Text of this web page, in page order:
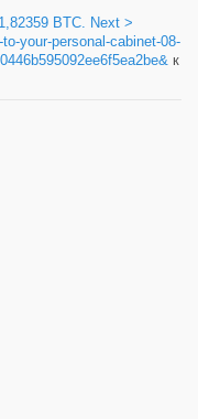
BTC. Next >
your-personal-cabinet-08-
к